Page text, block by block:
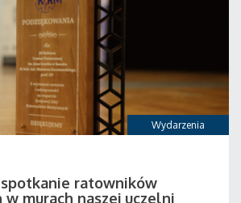
Wydarzenia
ratowników
w murach naszej uczelni